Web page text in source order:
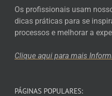
Os profissionais usam
dicas práticas para se
processos e melhorar a
Clique aqui para mais
PÁGINAS POPULARES: